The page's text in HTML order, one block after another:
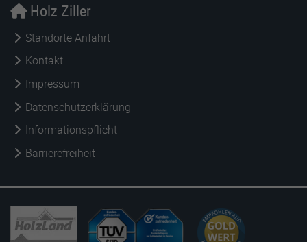
Holz Ziller
Standorte Anfahrt
Kontakt
Impressum
Datenschutzerklärung
Informationspflicht
Barrierefreiheit